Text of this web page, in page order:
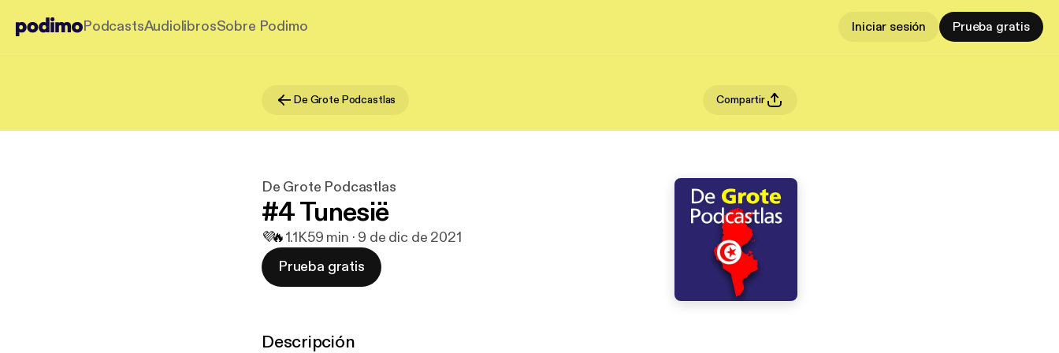
PodcastsAudiolibrosSobre Podimo Iniciar sesión Prueba gratis
De Grote Podcastlas Compartir
De Grote Podcastlas
#4 Tunesië
💜🔥1.1K59 min · 9 de dic de 2021
Prueba gratis
Descripción